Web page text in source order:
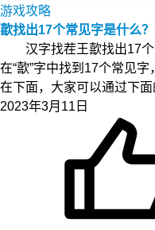
游戏攻略
歖找出17个常见字是什么
汉字找茬王歖找出17个
在“歖”字中找到17个常见
在下面，大家可以通过下
2023年3月11日